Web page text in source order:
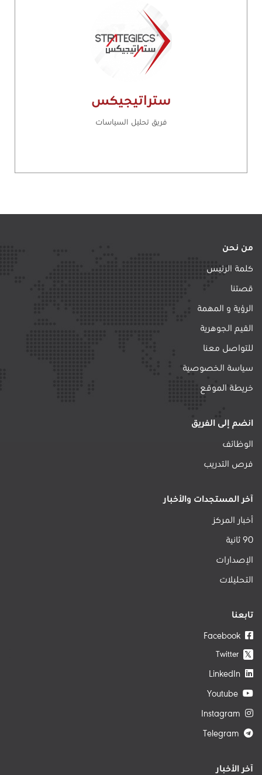
ستراتيجيكس
فريق تحليل السياسات
من نحن
كلمة الرئيس
قصتنا
الرؤية و المهمة
القيم الجوهرية
للتواصل معنا
سياسة الخصوصية
خريطة الموقع
انضم إلى الفريق
الوظائف
فرص التدريب
آخر المستجدات والأخبار
أخبار المركز
90 ثانية
الإصدارات
التحليلات
تابعنا
𝕏
Twitter
آخر الأخبار